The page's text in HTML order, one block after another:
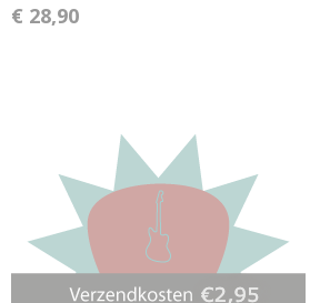
€ 28,90